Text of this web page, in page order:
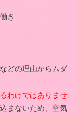
き
どの理由からムダ
わけではありませ
まないため、空気